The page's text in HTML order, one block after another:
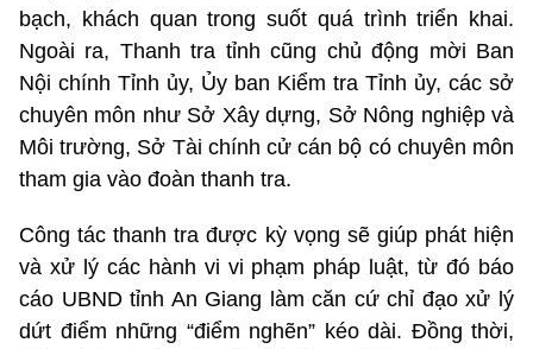
bạch, khách quan trong suốt quá trình triển khai.
Ngoài ra, Thanh tra tỉnh cũng chủ động mời Ban
Nội chính Tỉnh ủy, Ủy ban Kiểm tra Tỉnh ủy, các sở
chuyên môn như Sở Xây dựng, Sở Nông nghiệp và
Môi trường, Sở Tài chính cử cán bộ có chuyên môn
tham gia vào đoàn thanh tra.
Công tác thanh tra được kỳ vọng sẽ giúp phát hiện
và xử lý các hành vi vi phạm pháp luật, từ đó báo
cáo UBND tỉnh An Giang làm căn cứ chỉ đạo xử lý
dứt điểm những “điểm nghẽn” kéo dài. Đồng thời,